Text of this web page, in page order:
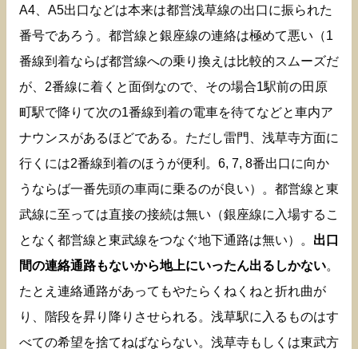
A4、A5出口などは本来は都営浅草線の出口に振られた
番号であろう。都営線と銀座線の連絡は極めて悪い（1
番線到着ならば都営線への乗り換えは比較的スムーズだ
が、2番線に着くと面倒なので、その場合1駅前の田原
町駅で降りて次の1番線到着の電車を待てなどと車内ア
ナウンスがあるほどである。ただし雷門、浅草寺方面に
行くには2番線到着のほうが便利。6, 7, 8番出口に向か
うならば一番先頭の車両に乗るのが良い）。都営線と東
武線に至っては直接の接続は無い（銀座線に入場するこ
となく都営線と東武線をつなぐ地下通路は無い）。 出口
間の連絡通路もないから地上にいったん出るしかない。
たとえ連絡通路があってもやたらくねくねと折れ曲が
り、階段を昇り降りさせられる。浅草駅に入るものはす
べての希望を捨てねばならない。浅草寺もしくは東武方